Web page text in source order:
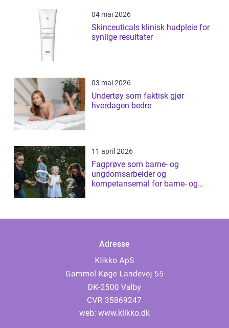
04 mai 2026
Skinceuticals klinisk hudpleie for
synlige resultater
03 mai 2026
Undertøy som faktisk gjør
hverdagen bedre
11 april 2026
Fagprøve som barne- og
ungdomsarbeider og
kompetansemål for barne- og
Adresse
web: www.klikko.dk